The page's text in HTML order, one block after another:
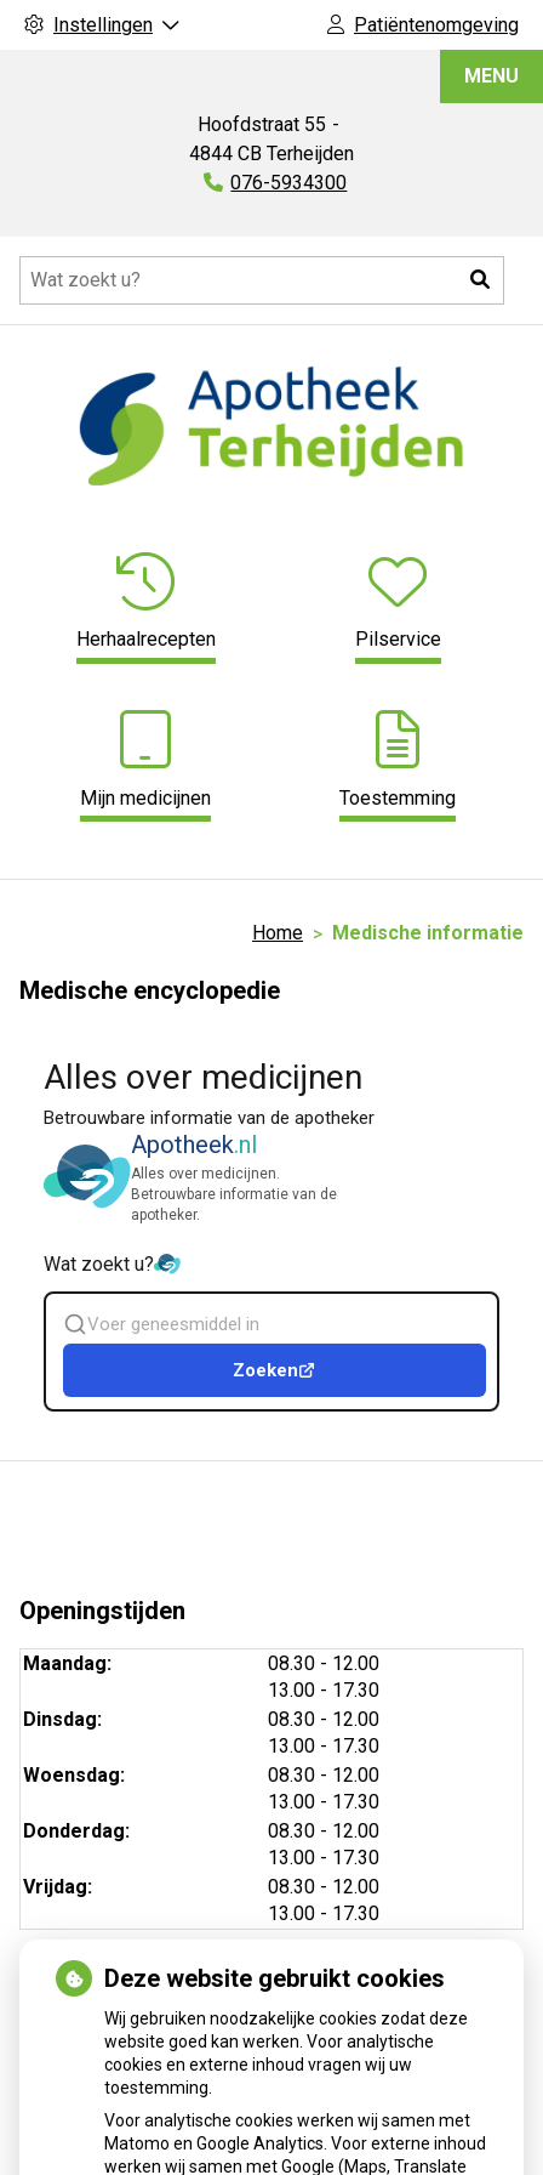
Instellingen Patiëntenomgeving
Hoofdstraat 55
4844 CB Terheijden
Tel:
076-5934300
MENU
Herhaalrecepten Pilservice
Mijn medicijnen Toestemming
Home Medische informatie
Medische encyclopedie
Alles over medicijnen
Betrouwbare informatie van de apotheker
Apotheek.nl
Alles over medicijnen.
Betrouwbare informatie van de
apotheker.
Wat zoekt u?
Zoek
geneesmiddel
Zoeken
Openingstijden
Maandag: 08.30 tot
- 12.00
13.00 tot
- 17.30
Dinsdag:
08.30 tot
- 12.00
13.00 tot
- 17.30
Woensdag:
08.30 tot
- 12.00
13.00 tot
- 17.30
Donderdag:
08.30 tot
- 12.00
13.00 tot
- 17.30
Vrijdag:
08.30 tot
- 12.00
13.00 tot
- 17.30
Anticonceptiemiddelen
aanvragen
Deze website gebruikt cookies
Wij gebruiken noodzakelijke cookies zodat deze
website goed kan werken. Voor analytische
cookies en externe inhoud vragen wij uw
toestemming.
Voor analytische cookies werken wij samen met
Matomo en Google Analytics. Voor externe inhoud
werken wij samen met Google (Maps, Translate